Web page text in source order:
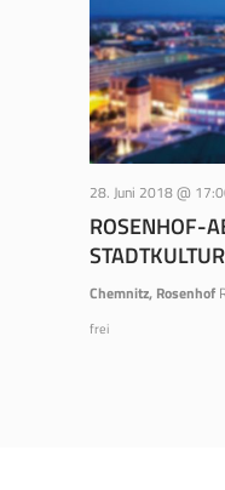
28. Juni 2018 @
ROSENHOF-
STADTKULTUR
Chemnitz, Rosenhof
frei